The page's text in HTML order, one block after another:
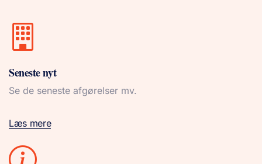
Seneste nyt
Se de seneste afgørelser mv.
Læs mere